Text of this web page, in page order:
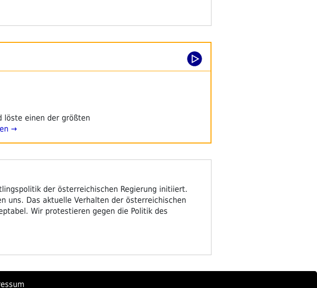
löste einen der größten
→
der österreichischen Regierung initiiert.
uns. Das aktuelle Verhalten der österreichischen
Wir protestieren gegen die Politik des